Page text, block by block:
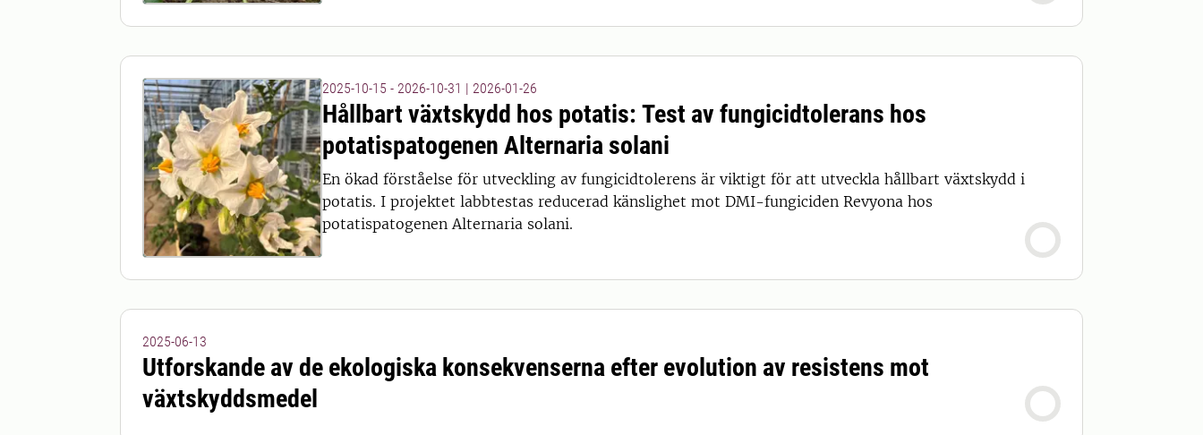
2025-10-15 - 2026-10-31 | 2026-01-26
Hållbart växtskydd hos potatis: Test av fungicidtolerans hos
potatispatogenen Alternaria solani
En ökad förståelse för utveckling av fungicidtolerens är viktigt för att utveckla hållbart växtskydd i
potatis. I projektet labbtestas reducerad känslighet mot DMI-fungiciden Revyona hos
potatispatogenen Alternaria solani.
2025-06-13
Utforskande av de ekologiska konsekvenserna efter evolution av resistens mot
växtskyddsmedel